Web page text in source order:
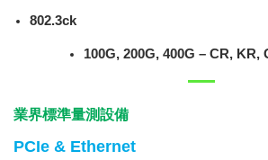
802.3ck
100G, 200G, 400G – CR, KR,
業界標準量測設備
PCIe & Ethernet